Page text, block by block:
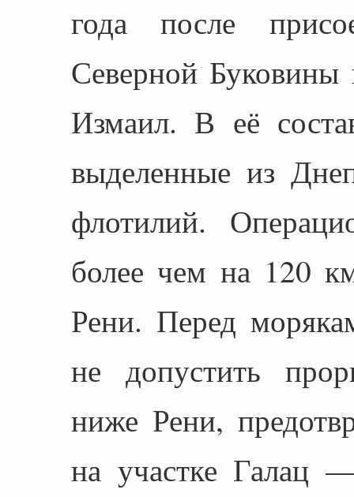
года после
Северной
Измаил. В её
выделенные из
флотилий.
более чем на 120
Рени. Перед
не допустить
ниже Рени,
на участке Галац